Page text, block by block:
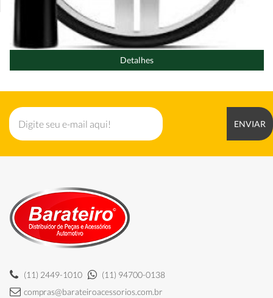
Detalhes
ENVIAR
(11) 2449-1010
(11) 94700-0138
compras@barateiroacessorios.com.br